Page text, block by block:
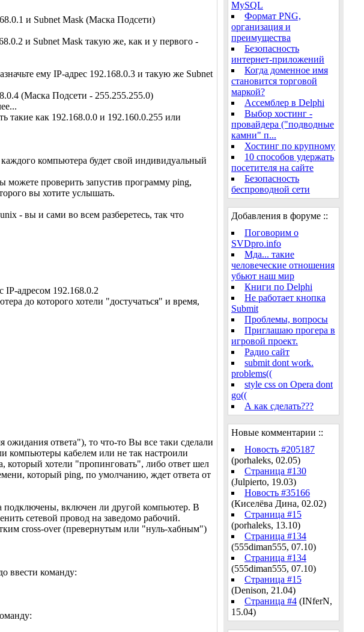
и Subnet Mask (Маска Подсети)
и Subnet Mask такую же, как и у первого -
ему IP-адрес 192.168.0.3 и такую же Subnet
(Маска Подсети - 255.255.255.0)
такие как 192.168.0.0 и 192.160.0.255 или
компьютера будет свой индивидуальный
можете проверить запустив программу ping,
вы хотите услышать.
- вы и сами во всем разберетесь, так что
IP-адресом 192.168.0.2
до которого хотели "достучаться" и время,
ответа"), то что-то Вы все таки сделали
компьютеры кабелем или не так настроили
который хотели "пропинговать", либо ответ шел
который ping, по умолчанию, ждет ответа от
подключены, включен ли другой компьютер. В
сетевой провод на заведомо рабочий.
cross-over (превернутым или "нуль-хабным")
ввести команду:
MySQL
Формат PNG,
организация и
преимущества
Безопасность
интернет-приложений
Когда доменное имя
становится торговой
маркой?
Ассемблер в Delphi
Выбор хостинг -
провайдера ("подводные
камни" п...
Хостинг по крупному
10 способов удержать
посетителя на сайте
Безопасность
беспроводной сети
Добавления в форуме ::
Поговорим о
SVDpro.info
Мда... такие
человеческие отношения
убьют наш мир
Книги по Delphi
Не работает кнопка
Submit
Проблемы, вопросы
Приглашаю прогера в
игровой проект.
Радио сайт
submit dont work.
problems((
style css on Opera dont
go((
А как сделать???
Новые комментарии ::
Новость #205187
(porhaleks, 02.05)
Страница #130
(Julpierto, 19.03)
Новость #35166
(Киселёва Дина, 02.02)
Страница #15
(porhaleks, 13.10)
Страница #134
(555diman555, 07.10)
Страница #134
(555diman555, 07.10)
Страница #15
(Denison, 21.04)
Страница #4 (INferN,
15.04)